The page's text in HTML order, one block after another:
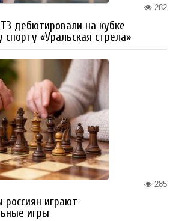
282
дебютировали на кубке
«Уральская стрела»
285
россиян играют
игры